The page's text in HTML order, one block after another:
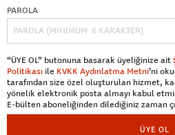
PAROLA
“ÜYE OL” butonuna basarak üyeliğinize ait
Politikası ile KVKK Aydınlatma Metni’ni
tarafından size özel oluşturulan hizmet,
yönelik elektronik posta almayı kabul etmiş
E-bülten aboneliğinden dilediğiniz zaman
ÜYE OL